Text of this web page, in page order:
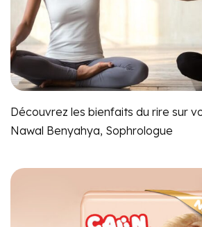
Découvrez les bienfaits du rire sur
Nawal Benyahya, Sophrologue